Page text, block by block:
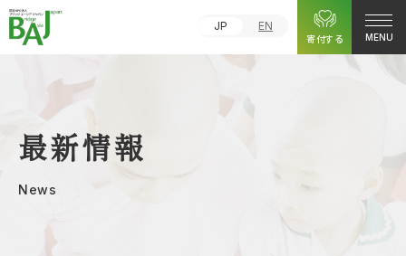
JP
EN
寄付する
MENU
最新情報
News